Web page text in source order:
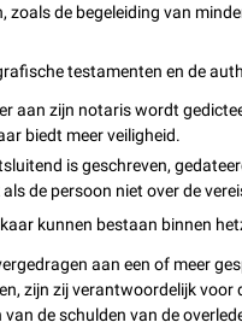
zoals de begeleiding van
testamenten en de
aan zijn notaris wordt
biedt meer veiligheid.
is geschreven,
de persoon niet over de
kunnen bestaan binnen
aan een of meer
zijn zij verantwoordelijk voor
de schulden van de